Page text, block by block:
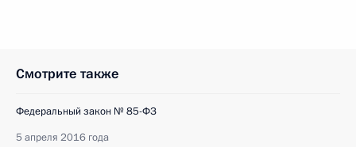
Смотрите также
Федеральный закон № 85-ФЗ
5 апреля 2016 года